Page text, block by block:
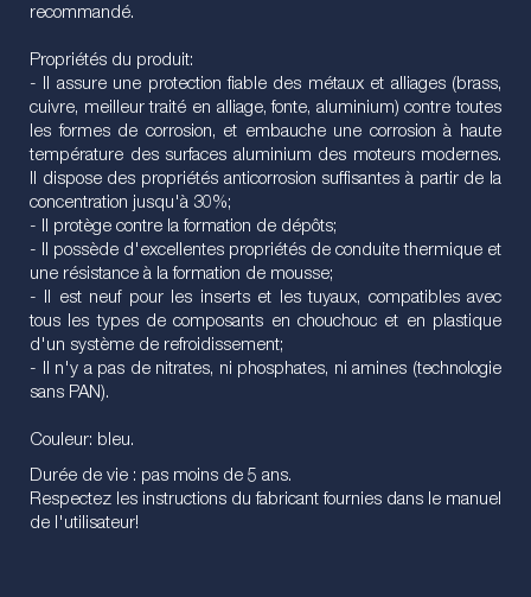
recommandé.
Propriétés du produit:
- Il assure une protection fiable des métaux et alliages (brass,
cuivre, meilleur traité en alliage, fonte, aluminium) contre toutes
les formes de corrosion, et embauche une corrosion à haute
température des surfaces aluminium des moteurs modernes.
Il dispose des propriétés anticorrosion suffisantes à partir de la
concentration jusqu'à 30%;
- Il protège contre la formation de dépôts;
- Il possède d'excellentes propriétés de conduite thermique et
une résistance à la formation de mousse;
- Il est neuf pour les inserts et les tuyaux, compatibles avec
tous les types de composants en chouchouc et en plastique
d'un système de refroidissement;
- Il n'y a pas de nitrates, ni phosphates, ni amines (technologie
sans PAN).
Couleur: bleu.
Durée de vie : pas moins de 5 ans.
Respectez les instructions du fabricant fournies dans le manuel
de l'utilisateur!